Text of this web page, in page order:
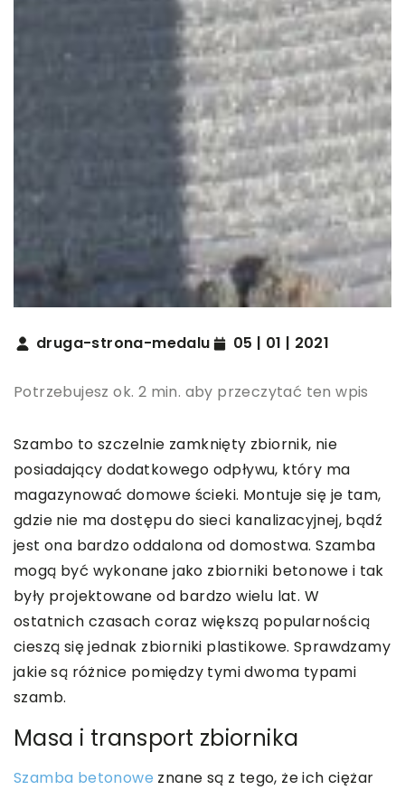
druga-strona-medalu 05 | 01 | 2021
Potrzebujesz ok. 2 min. aby przeczytać ten wpis
Szambo to szczelnie zamknięty zbiornik, nie
posiadający dodatkowego odpływu, który ma
magazynować domowe ścieki. Montuje się je tam,
gdzie nie ma dostępu do sieci kanalizacyjnej, bądź
jest ona bardzo oddalona od domostwa. Szamba
mogą być wykonane jako zbiorniki betonowe i tak
były projektowane od bardzo wielu lat. W
ostatnich czasach coraz większą popularnością
cieszą się jednak zbiorniki plastikowe. Sprawdzamy
jakie są różnice pomiędzy tymi dwoma typami
szamb.
Masa i transport zbiornika
Szamba betonowe znane są z tego, że ich ciężar